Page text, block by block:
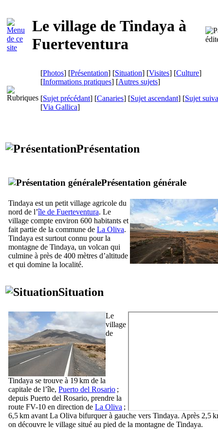
Le village de Tindaya à
Fuerteventura
[Photos] [Présentation] [Situation] [Visites] [Culture]
[Informations pratiques] [Autres sujets]
[Sujet précédant] [Canaries] [Sujet ascendant] [Sujet
[Via Gallica]
Présentation
Présentation générale
Tindaya est un petit village agricole du
nord de l’île de Fuerteventura. Le
village compte environ 600 habitants et
fait partie de la commune de La Oliva.
Tindaya est surtout connu pour la
montagne de Tindaya, un volcan qui
culmine à près de 400 mètres d’altitude
et qui domine la localité.
Situation
Le
village
de
Tindaya se trouve à 19 km de la
capitale de l’île, Puerto del Rosario ;
depuis Puerto del Rosario, prendre la
route FV-10 en direction de La Oliva ;
6,5 km avant La Oliva bifurquer à gauche vers Tindaya. Après 2,5
on découvre le village situé au pied de la montagne de Tindaya.